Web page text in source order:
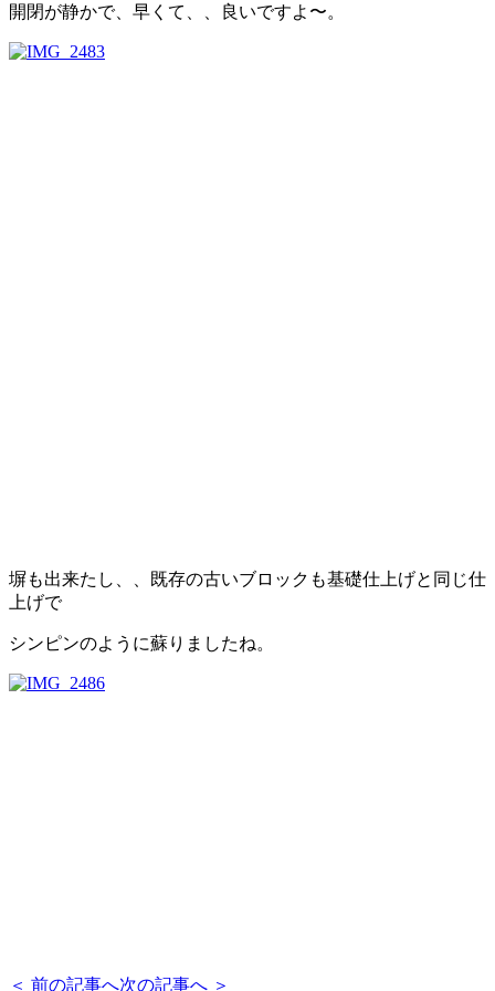
開閉が静かで、早くて、、良いですよ〜。
塀も出来たし、、既存の古いブロックも基礎仕上げと同じ仕
上げで
シンピンのように蘇りましたね。
＜ 前の記事へ次の記事へ ＞